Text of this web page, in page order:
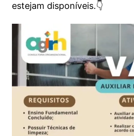
estejam disponíveis.👇